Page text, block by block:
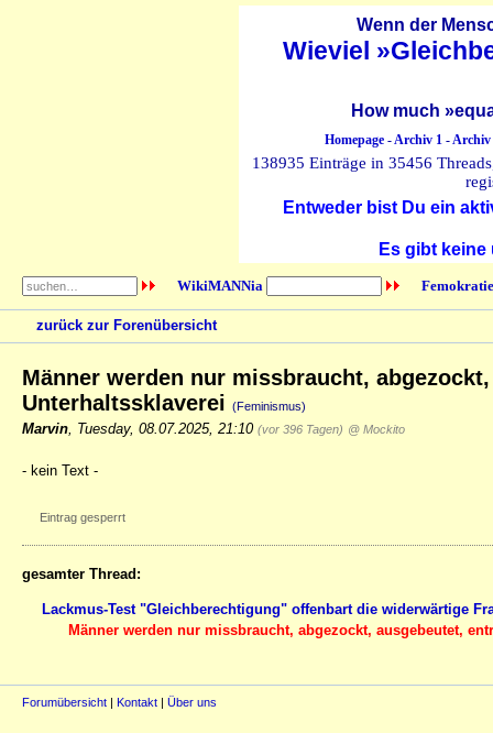
Wenn der
Wieviel
How much
Homepage-Archiv 1-Archiv
138935 Einträge in 35456
Entweder bist Du ein
Es gibt
WikiMANNia
zurück zur Forenübersicht
Männer werden nur missbraucht,
Unterhaltssklaverei (Feminismus)
Marvin Tuesday, 08.07.2025, 21:10 (vor 396 Tagen) @ Mockito
- kein Text -
Eintrag gesperrt
gesamter Thread:
Lackmus-Test "Gleichberechtigung" offenbart die widerwärtige
Männer werden nur missbraucht, abgezockt, ausgebeutet,
Forumübersicht | Kontakt | Über uns